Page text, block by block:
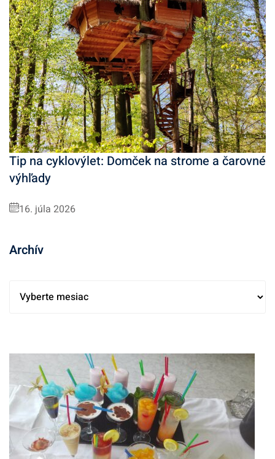
Tip na cyklovýlet: Domček na strome a čarovné
výhľady
16. júla 2026
Archív
í